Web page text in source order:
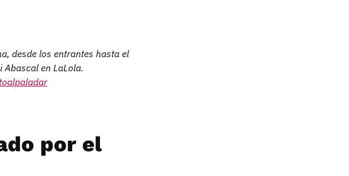
desde los entrantes hasta el
en LaLola.
por el